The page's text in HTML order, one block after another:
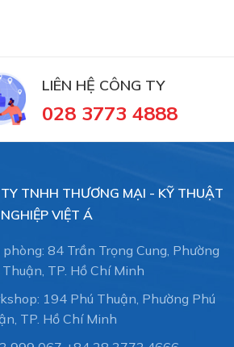
LIÊN HỆ CÔNG TY
028 3773 4888
TNHH THƯƠNG MẠI - KỸ THUẬT
VIỆT Á
84 Trần Trọng Cung, Phường
TP. Hồ Chí Minh
194 Phú Thuận, Phường Phú
TP. Hồ Chí Minh